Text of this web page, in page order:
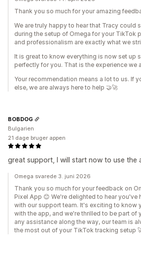
Thank you so much for your amazing
We are truly happy to hear that Tracy could
during the setup of Omega for your TikTok
and professionalism are exactly what we
It is great to know everything is now set up
perfectly for you. That is the experience we
Your recommendation means a lot to us. If
else, we are always here to help 🤝🚀
great support, I will start now to use the
BOBDOG
Bulgarien
21 dage bruger appen
Omega svarede 3. juni 2026
Thank you so much for your feedback on
Pixel App 😊 We're delighted to hear you've
with our support team. It's exciting to know
with the app, and we're thrilled to be part of
any assistance along the way, our team is
the most out of your TikTok tracking setup